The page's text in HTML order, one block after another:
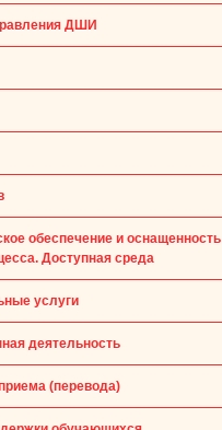
ДШИ
обеспечение и оснащенность
Доступная среда
услуги
деятельность
(перевода)